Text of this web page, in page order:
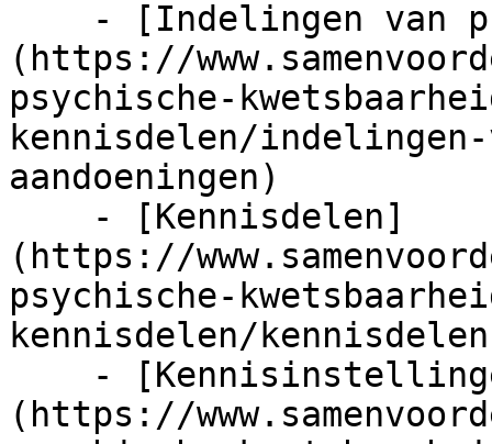
(https://
psychische-
kennisdelen/
aandoeningen)
(https://
psychische-
kennisdelen/
(https://